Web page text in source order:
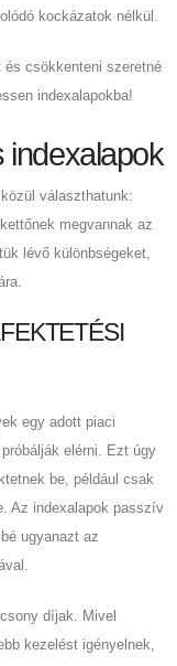
kockázatok nélkül.
csökkenteni szeretné
indexalapokba!
indexalapok
választhatunk:
megvannak az
lévő különbségeket,
egy adott piaci
elérni. Ezt úgy
be, például csak
Az indexalapok passzív
ugyanazt az
díjak. Mivel
kezelést igényelnek,